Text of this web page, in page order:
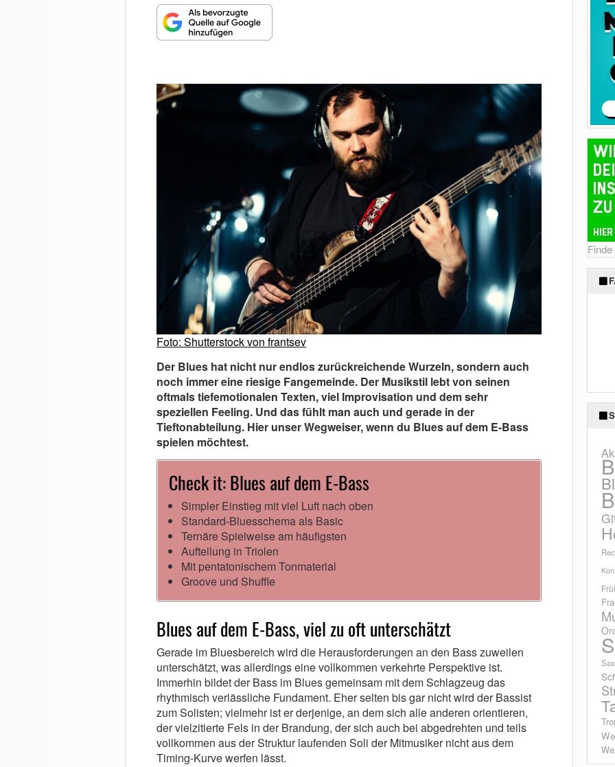
MUNDHARMONIKA
Foto: Shutterstock von frantsev
Der Blues hat nicht nur endlos zurückreichende Wurzeln, sondern auch
noch immer eine riesige Fangemeinde. Der Musikstil lebt von seinen
oftmals tiefemotionalen Texten, viel Improvisation und dem sehr
speziellen Feeling. Und das fühlt man auch und gerade in der
Tieftonabteilung. Hier unser Wegweiser, wenn du Blues auf dem E-Bass
spielen möchtest.
Check it: Blues auf dem E-Bass
Simpler Einstieg mit viel Luft nach oben
Standard-Bluesschema als Basic
Ternäre Spielweise am häufigsten
Aufteilung in Triolen
Mit pentatonischem Tonmaterial
Groove und Shuffle
Blues auf dem E-Bass, viel zu oft unterschätzt
Gerade im Bluesbereich wird die Herausforderungen an den Bass zuweilen
unterschätzt, was allerdings eine vollkommen verkehrte Perspektive ist.
Immerhin bildet der Bass im Blues gemeinsam mit dem Schlagzeug das
rhythmisch verlässliche Fundament. Eher selten bis gar nicht wird der Bassist
zum Solisten; vielmehr ist er derjenige, an dem sich alle anderen orientieren,
der vielzitierte Fels in der Brandung, der sich auch bei abgedrehten und teils
vollkommen aus der Struktur laufenden Soli der Mitmusiker nicht aus dem
Timing-Kurve werfen lässt.